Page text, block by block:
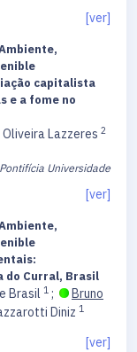
[ver]
capitalista
e a fome no
Lazzeres 2
Universidade
[ver]
do Curral, Brasil
Brasil 1 ;
Bruno
Diniz 1
[ver]